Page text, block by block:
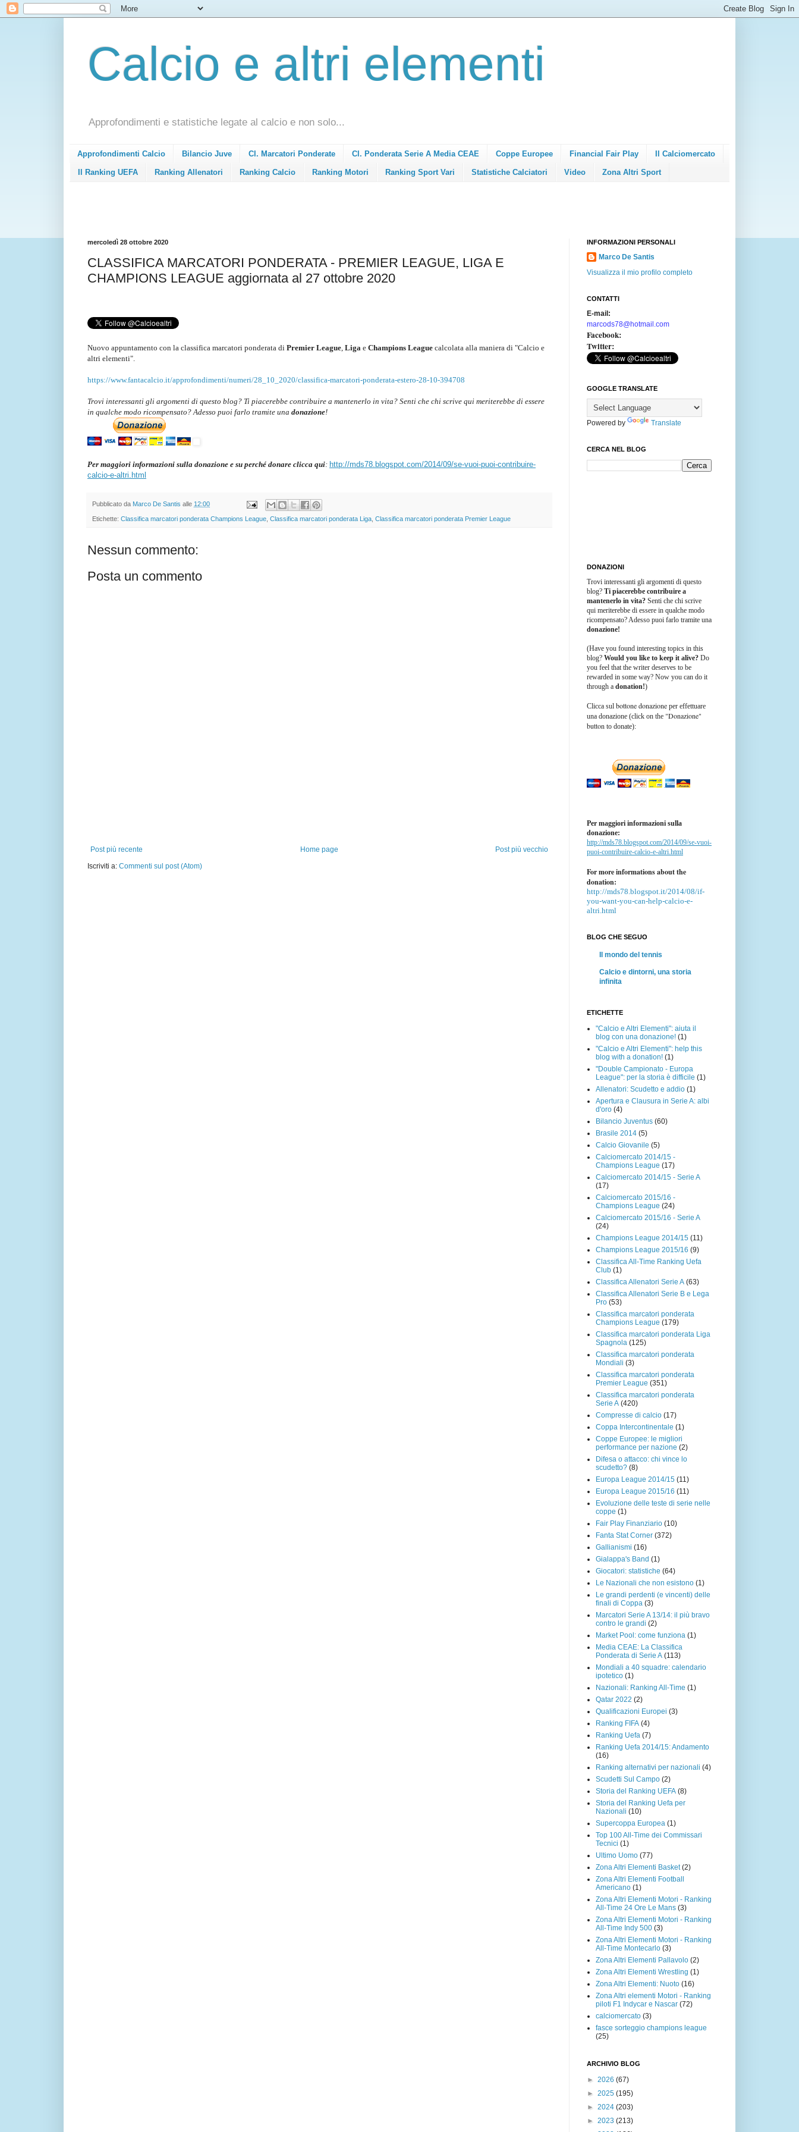
Calcio e altri elementi
Approfondimenti e statistiche legate al calcio e non solo...
Approfondimenti Calcio Bilancio Juve Cl. Marcatori Ponderate Cl. Ponderata Serie A Media CEAE Coppe Europee Financial Fair Play Il Calciomercato
Il Ranking UEFA Ranking Allenatori Ranking Calcio Ranking Motori Ranking Sport Vari Statistiche Calciatori Video Zona Altri Sport
mercoledì 28 ottobre 2020
CLASSIFICA MARCATORI PONDERATA - PREMIER LEAGUE, LIGA E
CHAMPIONS LEAGUE aggiornata al 27 ottobre 2020
Nuovo appuntamento con la classifica marcatori ponderata di Premier League, Liga e Champions League calcolata alla maniera di "Calcio e
altri elementi".
https://www.fantacalcio.it/approfondimenti/numeri/28_10_2020/classifica-marcatori-ponderata-estero-28-10-394708
Trovi interessanti gli argomenti di questo blog? Ti piacerebbe contribuire a mantenerlo in vita? Senti che chi scrive qui meriterebbe di essere
in qualche modo ricompensato? Adesso puoi farlo tramite una donazione!
Per maggiori informazioni sulla donazione e su perché donare clicca qui: http://mds78.blogspot.com/2014/09/se-vuoi-puoi-contribuire-
calcio-e-altri.html
Pubblicato da Marco De Santis alle 12:00
Etichette: Classifica marcatori ponderata Champions League Classifica marcatori ponderata Liga Classifica marcatori ponderata Premier League
Nessun commento:
Posta un commento
Post più recente Post più vecchio
Home page
Iscriviti a: Commenti sul post (Atom)
INFORMAZIONI PERSONALI
Marco De Santis
Visualizza il mio profilo completo
CONTATTI
E-mail:
marcods78@hotmail.com
Facebook:
Twitter:
GOOGLE TRANSLATE
Powered by Translate
CERCA NEL BLOG
DONAZIONI
Trovi interessanti gli argomenti di questo
blog? Ti piacerebbe contribuire a
mantenerlo in vita? Senti che chi scrive
qui meriterebbe di essere in qualche modo
ricompensato? Adesso puoi farlo tramite una
donazione!
(Have you found interesting topics in this
blog? Would you like to keep it alive? Do
you feel that the writer deserves to be
rewarded in some way? Now you can do it
through a donation!)
Clicca sul bottone donazione per effettuare
una donazione (click on the "Donazione"
button to donate):
Per maggiori informazioni sulla
donazione:
http://mds78.blogspot.com/2014/09/se-vuoi-
puoi-contribuire-calcio-e-altri.html
For more informations about the
donation:
http://mds78.blogspot.it/2014/08/if-
you-want-you-can-help-calcio-e-
altri.html
BLOG CHE SEGUO
Il mondo del tennis
Calcio e dintorni, una storia
infinita
ETICHETTE
"Calcio e Altri Elementi": aiuta il
blog con una donazione! (1)
"Calcio e Altri Elementi": help this
blog with a donation! (1)
"Double Campionato - Europa
League": per la storia è difficile (1)
Allenatori: Scudetto e addio (1)
Apertura e Clausura in Serie A: albi
d'oro (4)
Bilancio Juventus (60)
Brasile 2014 (5)
Calcio Giovanile (5)
Calciomercato 2014/15 -
Champions League (17)
Calciomercato 2014/15 - Serie A
(17)
Calciomercato 2015/16 -
Champions League (24)
Calciomercato 2015/16 - Serie A
(24)
Champions League 2014/15 (11)
Champions League 2015/16 (9)
Classifica All-Time Ranking Uefa
Club (1)
Classifica Allenatori Serie A (63)
Classifica Allenatori Serie B e Lega
Pro (53)
Classifica marcatori ponderata
Champions League (179)
Classifica marcatori ponderata Liga
Spagnola (125)
Classifica marcatori ponderata
Mondiali (3)
Classifica marcatori ponderata
Premier League (351)
Classifica marcatori ponderata
Serie A (420)
Compresse di calcio (17)
Coppa Intercontinentale (1)
Coppe Europee: le migliori
performance per nazione (2)
Difesa o attacco: chi vince lo
scudetto? (8)
Europa League 2014/15 (11)
Europa League 2015/16 (11)
Evoluzione delle teste di serie nelle
coppe (1)
Fair Play Finanziario (10)
Fanta Stat Corner (372)
Gallianismi (16)
Gialappa's Band (1)
Giocatori: statistiche (64)
Le Nazionali che non esistono (1)
Le grandi perdenti (e vincenti) delle
finali di Coppa (3)
Marcatori Serie A 13/14: il più bravo
contro le grandi (2)
Market Pool: come funziona (1)
Media CEAE: La Classifica
Ponderata di Serie A (113)
Mondiali a 40 squadre: calendario
ipotetico (1)
Nazionali: Ranking All-Time (1)
Qatar 2022 (2)
Qualificazioni Europei (3)
Ranking FIFA (4)
Ranking Uefa (7)
Ranking Uefa 2014/15: Andamento
(16)
Ranking alternativi per nazionali (4)
Scudetti Sul Campo (2)
Storia del Ranking UEFA (8)
Storia del Ranking Uefa per
Nazionali (10)
Supercoppa Europea (1)
Top 100 All-Time dei Commissari
Tecnici (1)
Ultimo Uomo (77)
Zona Altri Elementi Basket (2)
Zona Altri Elementi Football
Americano (1)
Zona Altri Elementi Motori - Ranking
All-Time 24 Ore Le Mans (3)
Zona Altri Elementi Motori - Ranking
All-Time Indy 500 (3)
Zona Altri Elementi Motori - Ranking
All-Time Montecarlo (3)
Zona Altri Elementi Pallavolo (2)
Zona Altri Elementi Wrestling (1)
Zona Altri Elementi: Nuoto (16)
Zona Altri elementi Motori - Ranking
piloti F1 Indycar e Nascar (72)
calciomercato (3)
fasce sorteggio champions league
(25)
ARCHIVIO BLOG
► 2026 (67)
► 2025 (195)
► 2024 (203)
► 2023 (213)